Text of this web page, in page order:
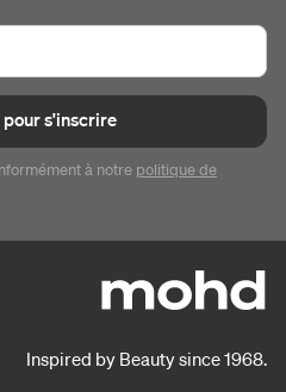
s'inscrire
à notre politique de
Inspired by Beauty since 1968.